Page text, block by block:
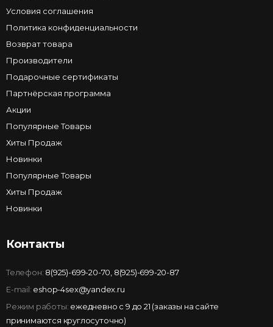
Условия соглашения
Политика конфиденциальности
Возврат товара
Производители
Подарочные сертификаты
Партнёрская программа
Акции
Популярные Товары
Хиты Продаж
Новинки
Популярные Товары
Хиты Продаж
Новинки
Контакты
Телефон: 8(925)-699-20-70 8(925)-699-20-87
E-mail: eshop-4sex@yandex.ru
Режим работы: ежедневно с 9 до 21 (заказы на сайте
принимаются круглосуточно)